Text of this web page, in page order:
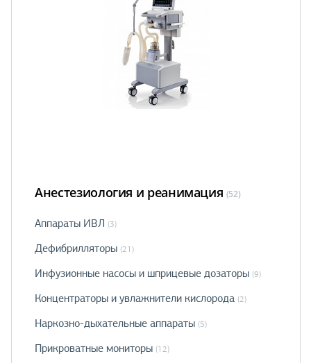
Анестезиология и реанимация (52)
Аппараты ИВЛ (3)
Дефибрилляторы (21)
Инфузионные насосы и шприцевые дозаторы (9)
Концентраторы и увлажнители кислорода (2)
Наркозно-дыхательные аппараты (5)
Прикроватные мониторы (12)